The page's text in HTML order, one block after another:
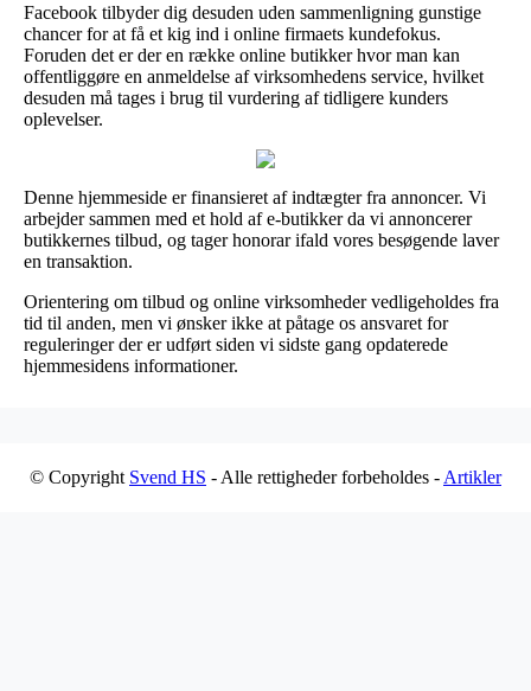
Facebook tilbyder dig desuden uden sammenligning gunstige
chancer for at få et kig ind i online firmaets kundefokus.
Foruden det er der en række online butikker hvor man kan
offentliggøre en anmeldelse af virksomhedens service, hvilket
desuden må tages i brug til vurdering af tidligere kunders
oplevelser.
Denne hjemmeside er finansieret af indtægter fra annoncer. Vi
arbejder sammen med et hold af e-butikker da vi annoncerer
butikkernes tilbud, og tager honorar ifald vores besøgende laver
en transaktion.
Orientering om tilbud og online virksomheder vedligeholdes fra
tid til anden, men vi ønsker ikke at påtage os ansvaret for
reguleringer der er udført siden vi sidste gang opdaterede
hjemmesidens informationer.
© Copyright Svend HS - Alle rettigheder forbeholdes - Artikler